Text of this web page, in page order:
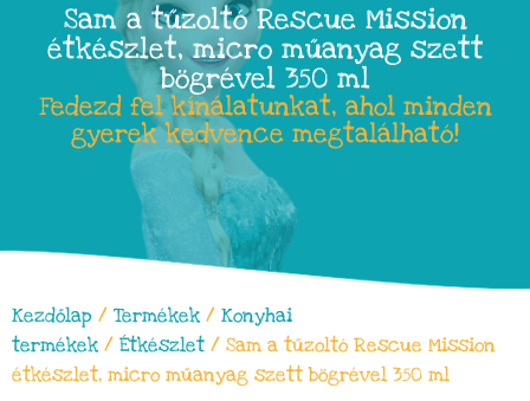
Sam a tűzoltó Rescue Mission
étkészlet, micro műanyag szett
bögrével 350 ml
Fedezd fel kínálatunkat, ahol minden
gyerek kedvence megtalálható!
Kezdőlap / Termékek / Konyhai
termékek / Étkészlet / Sam a tűzoltó Rescue Mission
étkészlet, micro műanyag szett bögrével 350 ml